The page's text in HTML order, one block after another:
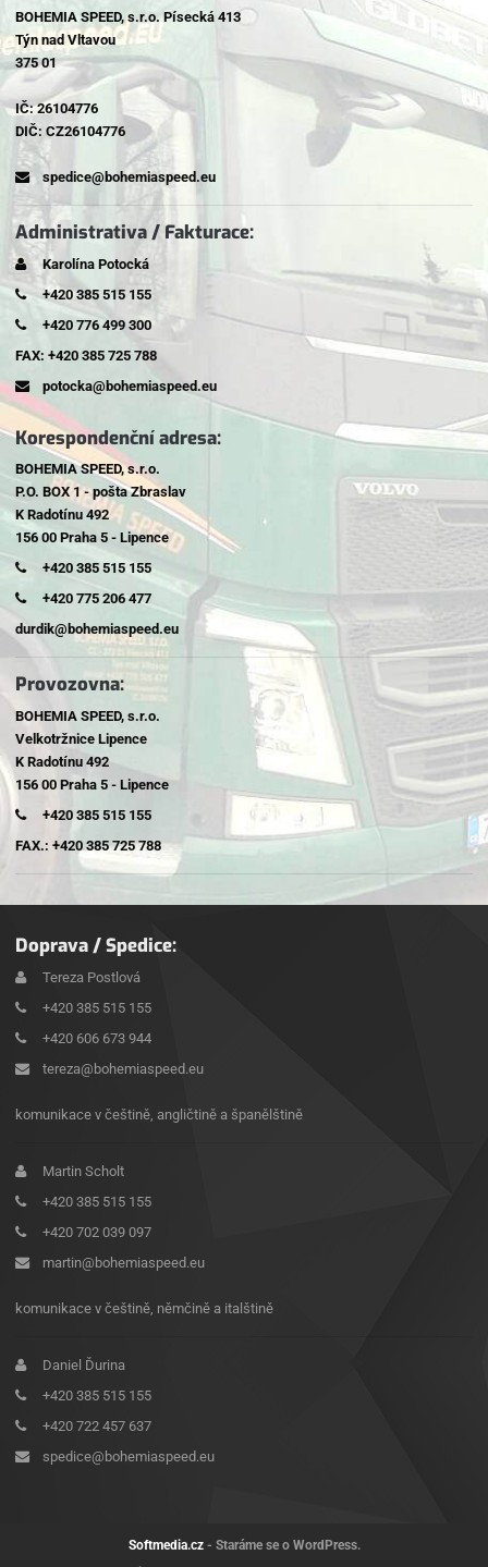
Doprava / Spedice:
Tereza Postlová
+420 385 515 155
+420 606 673 944
tereza@bohemiaspeed.eu
komunikace v češtině, angličtině a španělštině
Martin Scholt
+420 385 515 155
+420 702 039 097
martin@bohemiaspeed.eu
komunikace v češtině, němčině a italštině
Daniel Ďurina
+420 385 515 155
+420 722 457 637
spedice@bohemiaspeed.eu
BOHEMIA SPEED, s.r.o. Písecká 413
Týn nad Vltavou
375 01
IČ: 26104776
DIČ: CZ26104776
spedice@bohemiaspeed.eu
Administrativa / Fakturace:
Karolína Potocká
+420 385 515 155
+420 776 499 300
FAX: +420 385 725 788
potocka@bohemiaspeed.eu
Korespondenční adresa:
BOHEMIA SPEED, s.r.o.
P.O. BOX 1 - pošta Zbraslav
K Radotínu 492
156 00 Praha 5 - Lipence
+420 385 515 155
+420 775 206 477
durdik@bohemiaspeed.eu
Provozovna:
BOHEMIA SPEED, s.r.o.
Velkotržnice Lipence
K Radotínu 492
156 00 Praha 5 - Lipence
+420 385 515 155
FAX.: +420 385 725 788
Softmedia.cz- Staráme se o WordPress.